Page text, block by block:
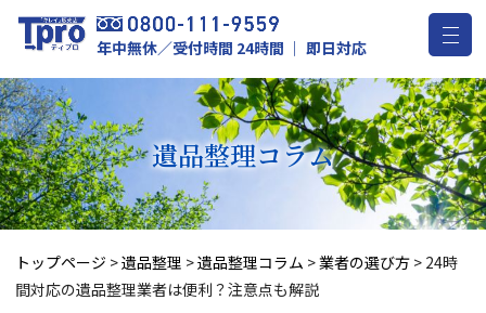
年中無休／受付時間 24時間 ｜ 即日対応
遺品整理コラム
トップページ >遺品整理 >遺品整理コラム >業者の選び方 > 24時
間対応の遺品整理業者は便利？注意点も解説